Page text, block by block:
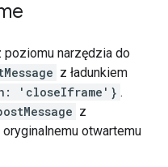
poziomu narzędzia do
z ładunkiem
'closeIframe'} .
z
otwartemu